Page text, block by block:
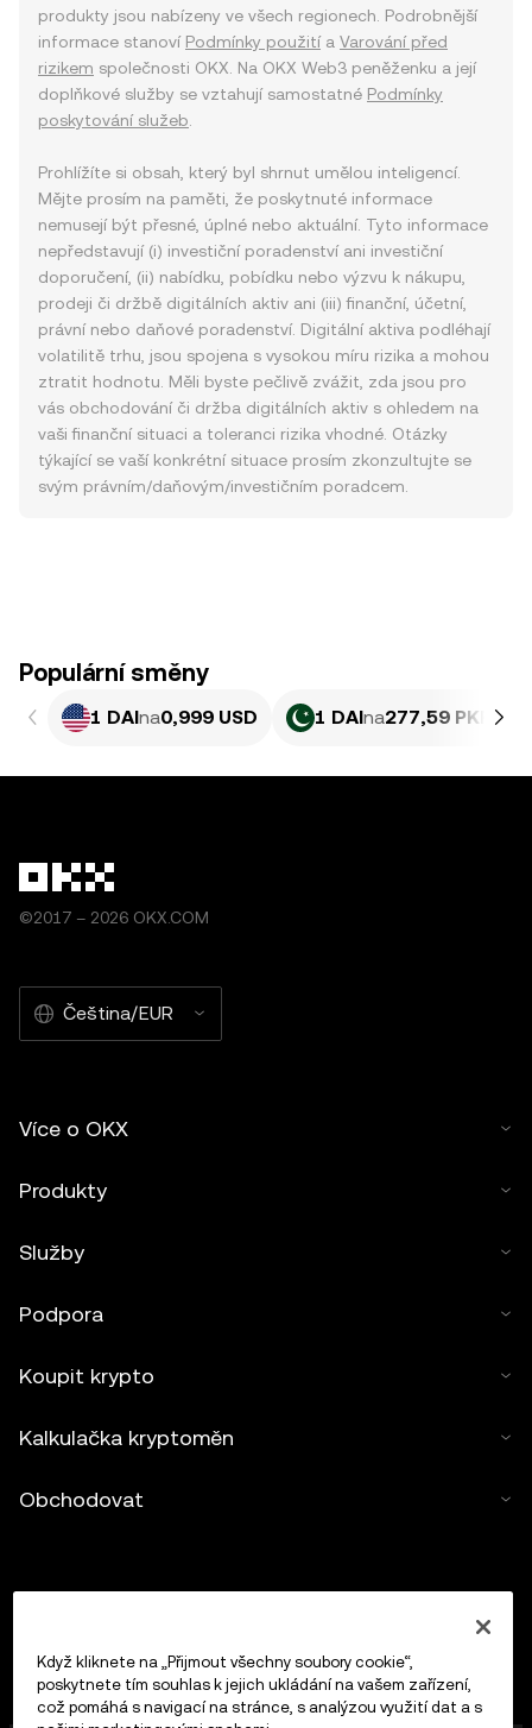
produkty jsou nabízeny ve všech regionech. Podrobnější
informace stanoví Podmínky použitía Varování před
rizikem společnosti OKX. Na OKX Web3 peněženku a její
doplňkové služby se vztahují samostatné Podmínky
poskytování služeb
Prohlížíte si obsah, který byl shrnut umělou inteligencí.
Mějte prosím na paměti, že poskytnuté informace
nemusejí být přesné, úplné nebo aktuální. Tyto informace
nepředstavují (i) investiční poradenství ani investiční
doporučení, (ii) nabídku, pobídku nebo výzvu k nákupu,
prodeji či držbě digitálních aktiv ani (iii) finanční, účetní,
právní nebo daňové poradenství. Digitální aktiva podléhají
volatilitě trhu, jsou spojena s vysokou míru rizika a mohou
ztratit hodnotu. Měli byste pečlivě zvážit, zda jsou pro
vás obchodování či držba digitálních aktiv s ohledem na
vaši finanční situaci a toleranci rizika vhodné. Otázky
týkající se vaší konkrétní situace prosím zkonzultujte se
svým právním/daňovým/investičním poradcem.
Populární směny
1 DAIna0,999 USD 1 DAIna277,59 PKR
©2017 – 2026 OKX.COM
Čeština/EUR
Více o OKX
Produkty
Služby
Podpora
Koupit krypto
Kalkulačka kryptoměn
Obchodovat
Když kliknete na „Přijmout všechny soubory cookie“,
poskytnete tím souhlas k jejich ukládání na vašem zařízení,
což pomáhá s navigací na stránce, s analýzou využití dat a s